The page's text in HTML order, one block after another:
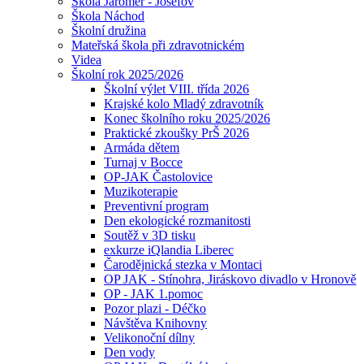
Škola Náchod
Školní družina
Mateřská škola při zdravotnickém
Videa
Školní rok 2025/2026
Školní výlet VIII. třída 2026
Krajské kolo Mladý zdravotník
Konec školního roku 2025/2026
Praktické zkoušky PrŠ 2026
Armáda dětem
Turnaj v Bocce
OP-JAK Častolovice
Muzikoterapie
Preventivní program
Den ekologické rozmanitosti
Soutěž v 3D tisku
exkurze iQlandia Liberec
Čarodějnická stezka v Montaci
OP JAK - Stínohra, Jiráskovo divadlo v Hronově
OP - JAK 1.pomoc
Pozor plazi - Déčko
Návštěva Knihovny
Velikonoční dílny
Den vody